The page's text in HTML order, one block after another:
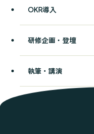
OKR導入
研修企画・登壇
執筆・講演